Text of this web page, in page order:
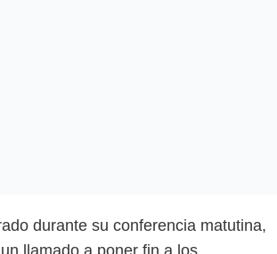
durante su conferencia matutina,
llamado a poner fin a los